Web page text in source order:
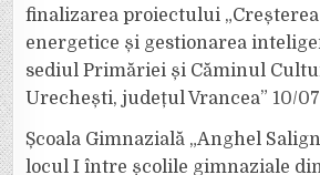
finalizarea proiectului
energetice și gestionarea
sediul Primăriei și Căminul
Urechești, județul Vrancea” 10/
Școala Gimnazială „Anghel
locul I între școlile gimnaziale